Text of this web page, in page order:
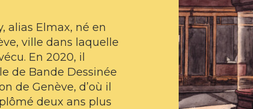
alias Elmax, né en
ville dans laquelle
En 2020, il
de Bande Dessinée
de Genève, d’où il
deux ans plus